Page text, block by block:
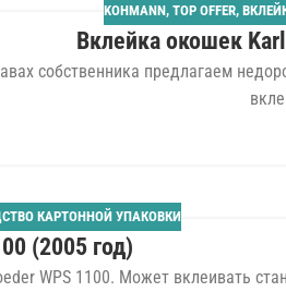
KOHMANN, TOP OFFER,
Вклейка окошек
собственника предлагаем
КАРТОННОЙ УПАКОВКИ
(2005 год)
WPS 1100. Может вклеивать